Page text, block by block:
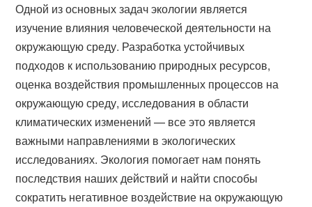
Одной из основных задач экологии является
изучение влияния человеческой деятельности на
окружающую среду. Разработка устойчивых
подходов к использованию природных ресурсов,
оценка воздействия промышленных процессов на
окружающую среду, исследования в области
климатических изменений — все это является
важными направлениями в экологических
исследованиях. Экология помогает нам понять
последствия наших действий и найти способы
сократить негативное воздействие на окружающую